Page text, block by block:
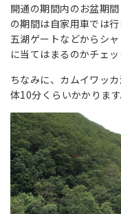
開通の期間内のお盆期
の期間は自家用車では
五湖ゲートなどからシ
に当てはまるのかチェッ
ちなみに、カムイワッ
体10分くらいかかります